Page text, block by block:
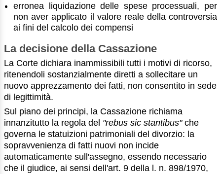
erronea liquidazione delle spese processuali, per
non aver applicato il valore reale della controversia
ai fini del calcolo dei compensi
La decisione della Cassazione
La Corte dichiara inammissibili tutti i motivi di ricorso,
ritenendoli sostanzialmente diretti a sollecitare un
nuovo apprezzamento dei fatti, non consentito in sede
di legittimità.
Sul piano dei principi, la Cassazione richiama
innanzitutto la regola del "rebus sic stantibus"che
governa le statuizioni patrimoniali del divorzio: la
sopravvenienza di fatti nuovi non incide
automaticamente sull'assegno, essendo necessario
che il giudice, ai sensi dell'art. 9 della l. n. 898/1970,